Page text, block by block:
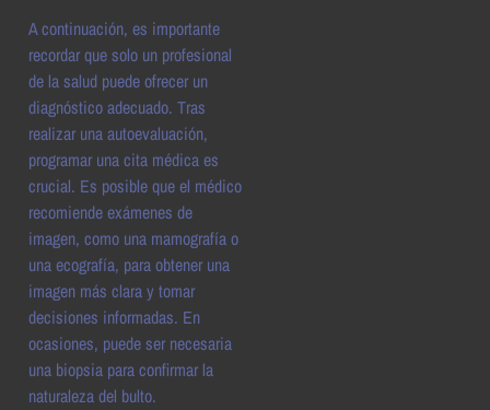
A continuación, es importante
recordar que solo un profesional
de la salud puede ofrecer un
diagnóstico adecuado. Tras
realizar una autoevaluación,
programar una cita médica es
crucial. Es posible que el médico
recomiende exámenes de
imagen, como una mamografía o
una ecografía, para obtener una
imagen más clara y tomar
decisiones informadas. En
ocasiones, puede ser necesaria
una biopsia para confirmar la
naturaleza del bulto.